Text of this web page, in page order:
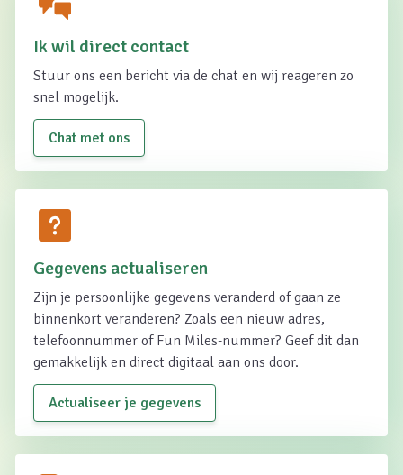
Ik wil direct contact
Stuur ons een bericht via de chat en wij reageren zo
snel mogelijk.
Chat met ons
Gegevens actualiseren
Zijn je persoonlijke gegevens veranderd of gaan ze
binnenkort veranderen? Zoals een nieuw adres,
telefoonnummer of Fun Miles-nummer? Geef dit dan
gemakkelijk en direct digitaal aan ons door.
Actualiseer je gegevens